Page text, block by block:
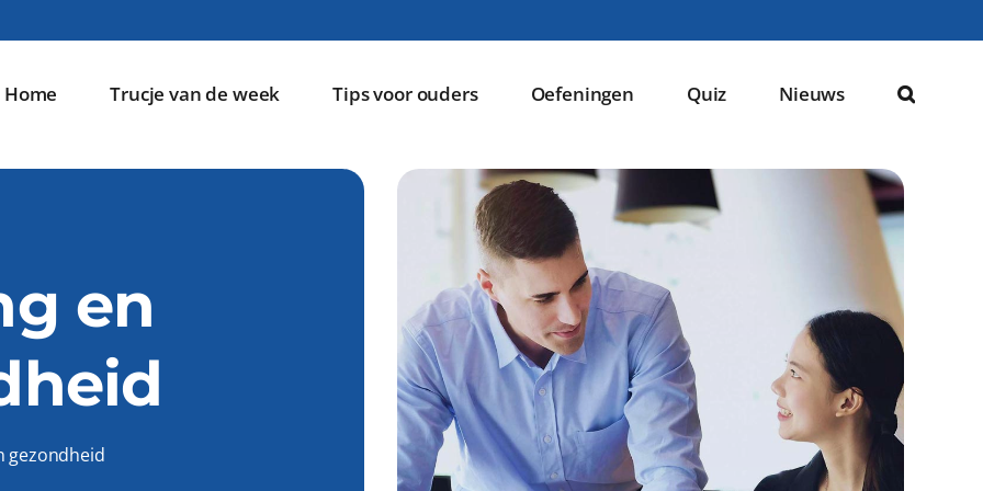
Home Trucje van de week Tips voor ouders Oefeningen Quiz Nieuws
en
gezondheid